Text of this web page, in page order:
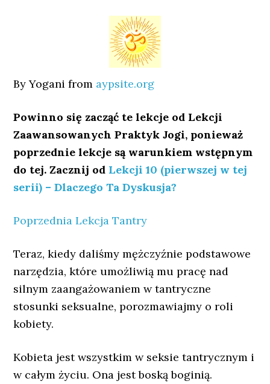
By Yogani from aypsite.org
Powinno się zacząć te lekcje od Lekcji
Zaawansowanych Praktyk Jogi, ponieważ
poprzednie lekcje są warunkiem wstępnym
do tej. Zacznij od Lekcji 10 (pierwszej w tej
serii) – Dlaczego Ta Dyskusja?
Poprzednia Lekcja Tantry
Teraz, kiedy daliśmy mężczyźnie podstawowe
narzędzia, które umożliwią mu pracę nad
silnym zaangażowaniem w tantryczne
stosunki seksualne, porozmawiajmy o roli
kobiety.
Kobieta jest wszystkim w seksie tantrycznym i
w całym życiu. Ona jest boską boginią.